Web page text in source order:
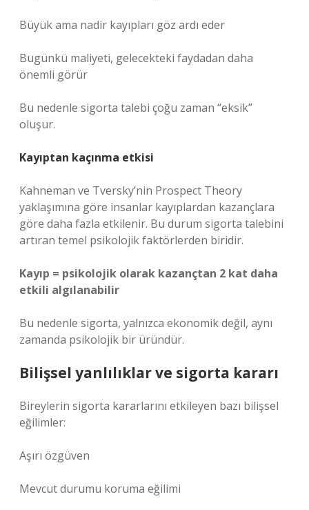
Büyük ama nadir kayıpları göz ardı eder
Bugünkü maliyeti, gelecekteki faydadan daha
önemli görür
Bu nedenle sigorta talebi çoğu zaman “eksik”
oluşur.
Kayıptan kaçınma etkisi
Kahneman ve Tversky’nin Prospect Theory
yaklaşımına göre insanlar kayıplardan kazançlara
göre daha fazla etkilenir. Bu durum sigorta talebini
artıran temel psikolojik faktörlerden biridir.
Kayıp = psikolojik olarak kazançtan 2 kat daha
etkili algılanabilir
Bu nedenle sigorta, yalnızca ekonomik değil, aynı
zamanda psikolojik bir üründür.
Bilişsel yanlılıklar ve sigorta kararı
Bireylerin sigorta kararlarını etkileyen bazı bilişsel
eğilimler:
Aşırı özgüven
Mevcut durumu koruma eğilimi